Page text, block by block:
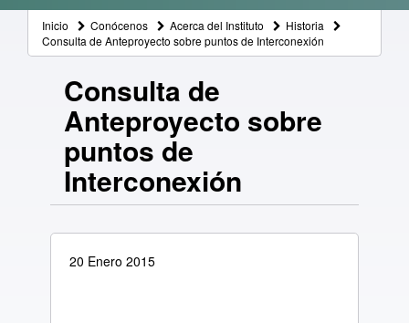
Inicio Conócenos Acerca del Instituto
Historia
Consulta de Anteproyecto sobre puntos de Interconexión
Consulta de
Anteproyecto sobre
puntos de
Interconexión
20 Enero 2015